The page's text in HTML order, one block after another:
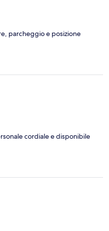
parcheggio e posizione
cordiale e disponibile